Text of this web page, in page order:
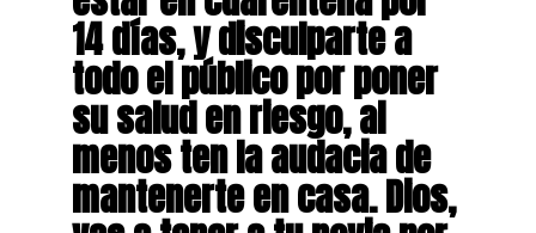
14 días, y disculparte a
todo el público por poner
su salud en riesgo, al
menos ten la audacia de
mantenerte en casa. Dios,